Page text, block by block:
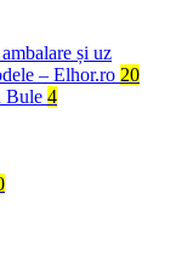
și uz
– Elhor.ro 20
Bule 4